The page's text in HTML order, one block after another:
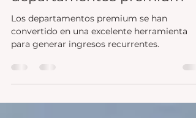
Cómo generar renta
mensual con
departamentos premium
Los departamentos premium se han